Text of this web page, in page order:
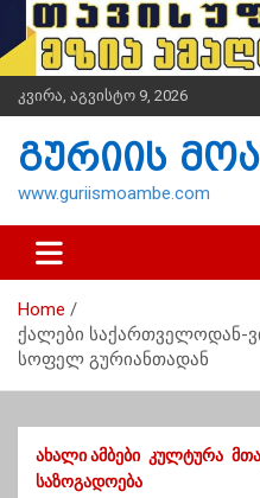
i
t
n
კვირა, აგვისტო 9, 2026
გურიის
www.guriismoambe.com
Home
ქალები საქართველოდან-
სოფელ გურიანთადან
ᲐᲮᲐᲚᲘ ᲐᲛᲑᲔᲑᲘ ᲙᲣᲚᲢᲣᲠᲐ
ᲡᲐᲖᲝᲒᲐᲓᲝᲔᲑᲐ